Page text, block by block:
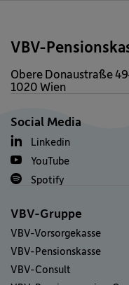
VBV-
Obere Donaustraße
1020 Wien
Social Media
Linkedin
YouTube
Spotify
VBV-Gruppe
VBV-Vorsorgekasse
VBV-Pensionskasse
VBV-Consult